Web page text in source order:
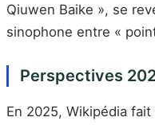
Qiuwen Baike », se
sinophone entre «
Perspectives
En 2025, Wikipédia